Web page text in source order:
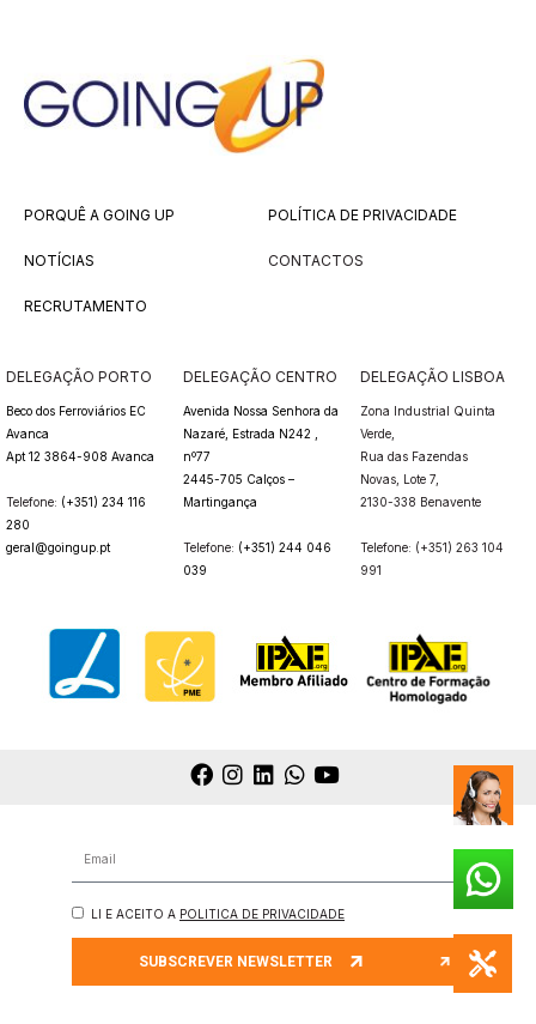
PORQUÊ A GOING UP
NOTÍCIAS
RECRUTAMENTO
POLÍTICA DE PRIVACIDADE
CONTACTOS
DELEGAÇÃO PORTO
Beco dos Ferroviários EC
Avanca
Apt 12 3864-908 Avanca
Telefone: (+351) 234 116
280
geral@goingup.pt
DELEGAÇÃO CENTRO
Avenida Nossa Senhora da
Nazaré, Estrada N242 ,
nº77
2445-705 Calços –
Martingança
Telefone: (+351) 244 046
039
DELEGAÇÃO LISBOA
Zona Industrial Quinta
Verde,
Rua das Fazendas
Novas,
Lote 7,
2130-338 Benavente
Telefone: (+351) 263 104
991
LI E ACEITO A POLITICA DE PRIVACIDADE
SUBSCREVER NEWSLETTER